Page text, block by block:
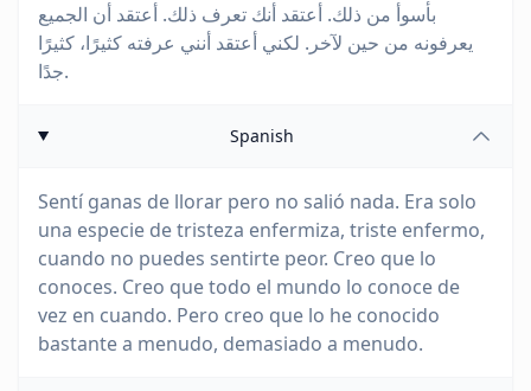
بأسوأ من ذلك. أعتقد أنك تعرف ذلك. أعتقد أن الجميع
يعرفونه من حين لآخر. لكني أعتقد أنني عرفته كثيرًا، كثيرًا
جدًا.
Spanish
Sentí ganas de llorar pero no salió nada. Era solo
una especie de tristeza enfermiza, triste enfermo,
cuando no puedes sentirte peor. Creo que lo
conoces. Creo que todo el mundo lo conoce de
vez en cuando. Pero creo que lo he conocido
bastante a menudo, demasiado a menudo.